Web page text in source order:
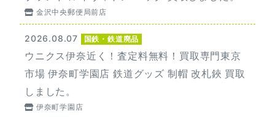
金沢中央郵便局前店
2026.08.07 国鉄・鉄道廃品
ウニクス伊奈近く！査定料無料！買取専門東京
市場 伊奈町学園店 鉄道グッズ 制帽 改札鋏 買取
しました。
伊奈町学園店